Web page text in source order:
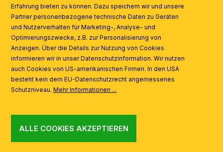
AI
Erfahrung bieten zu können. Dazu speichern wir und unsere
Partner personenbezogene technische Daten zu Geräten
und Nutzerverhalten für Marketing-, Analyse- und
Optimierungszwecke, z.B. zur Personalisierung von
Anzeigen. Über die Details zur Nutzung von Cookies
informieren wir in unser Datenschutzinformation. Wir nutzen
auch Cookies von US-amerikanischen Firmen. In den USA
besteht kein dem EU-Datenschutzrecht angemessenes
Schutzniveau.Mehr Informationen ...
ALLE COOKIES AKZEPTIEREN